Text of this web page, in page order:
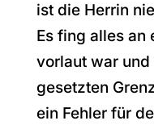
ist die Herrin
Es fing alles an
vorlaut war
gesetzten
ein Fehler für